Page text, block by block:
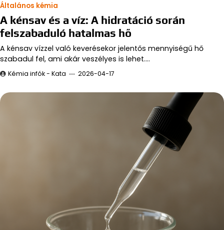
Általános kémia
A kénsav és a víz: A hidratáció során
felszabaduló hatalmas hő
A kénsav vízzel való keverésekor jelentős mennyiségű hő
szabadul fel, ami akár veszélyes is lehet.…
Kémia infók - Kata 2026-04-17